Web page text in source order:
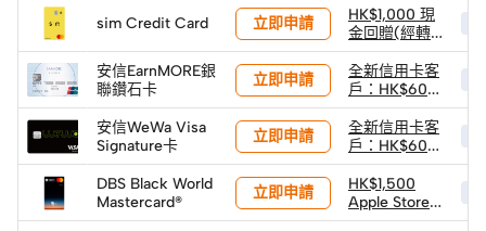
sim Credit Card 立即申請
HK$1,000 現
金回贈(經轉
數快)
安信EarnMORE銀
聯鑽石卡
立即申請
全新信用卡客
戶：HK$600
獨家迎新禮遇
安信WeWa Visa
Signature卡
立即申請
全新信用卡客
戶：HK$600
獨家迎新禮遇
DBS Black World
Mastercard®
立即申請
HK$1,500
Apple Store
禮品卡